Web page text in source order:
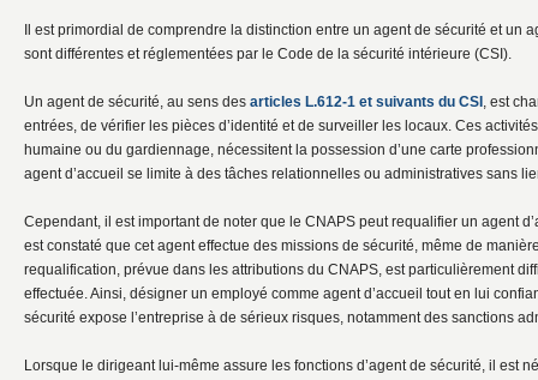
Il est primordial de comprendre la distinction entre un agent de sécurité et un
sont différentes et réglementées par le Code de la sécurité intérieure (CSI).
Un agent de sécurité, au sens des articles L.612-1 et suivants du CSI , est
entrées, de vérifier les pièces d’identité et de surveiller les locaux. Ces
humaine ou du gardiennage, nécessitent la possession d’une carte
agent d’accueil se limite à des tâches relationnelles ou administratives sans
Cependant, il est important de noter que le CNAPS peut requalifier un agent
est constaté que cet agent effectue des missions de sécurité, même de
requalification, prévue dans les attributions du CNAPS, est particulièrement
effectuée. Ainsi, désigner un employé comme agent d’accueil tout en lui
sécurité expose l’entreprise à de sérieux risques, notamment des sanctions
Lorsque le dirigeant lui-même assure les fonctions d’agent de sécurité, il est